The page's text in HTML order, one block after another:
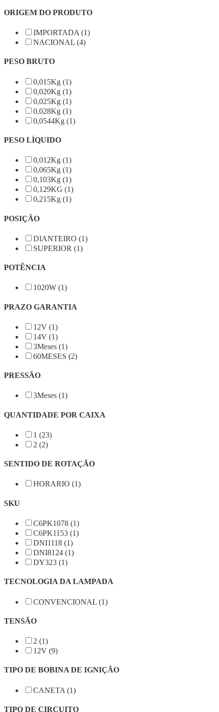
ORIGEM DO PRODUTO
IMPORTADA (1)
NACIONAL (4)
PESO BRUTO
0,015Kg (1)
0,020Kg (1)
0,025Kg (1)
0,028Kg (1)
0,0544Kg (1)
PESO LÍQUIDO
0,012Kg (1)
0,065Kg (1)
0,103Kg (1)
0,129KG (1)
0,215Kg (1)
POSIÇÃO
DIANTEIRO (1)
SUPERIOR (1)
POTÊNCIA
1020W (1)
PRAZO GARANTIA
12V (1)
14V (1)
3Meses (1)
60MESES (2)
PRESSÃO
3Meses (1)
QUANTIDADE POR CAIXA
1 (23)
2 (2)
SENTIDO DE ROTAÇÃO
HORARIO (1)
SKU
C6PK1078 (1)
C6PK1153 (1)
DNI1118 (1)
DNI8124 (1)
DY323 (1)
TECNOLOGIA DA LAMPADA
CONVENCIONAL (1)
TENSÃO
2 (1)
12V (9)
TIPO DE BOBINA DE IGNIÇÃO
CANETA (1)
TIPO DE CIRCUITO